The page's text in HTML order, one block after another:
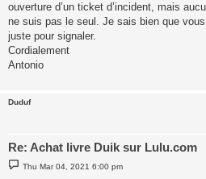
ouverture d’un ticket d’incident, mais
ne suis pas le seul. Je sais bien que
juste pour signaler.
Cordialement
Antonio
Duduf
Re: Achat livre Duik sur Lulu.com
P
o
Thu Mar 04, 2021 6:00 pm